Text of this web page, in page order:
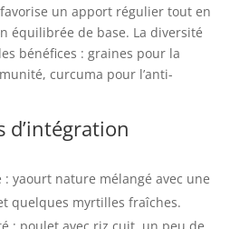
un apport régulier tout en
équilibrée de base. La diversité
bénéfices : graines pour la
curcuma pour l’anti-
d’intégration
yaourt nature mélangé avec une
quelques myrtilles fraîches.